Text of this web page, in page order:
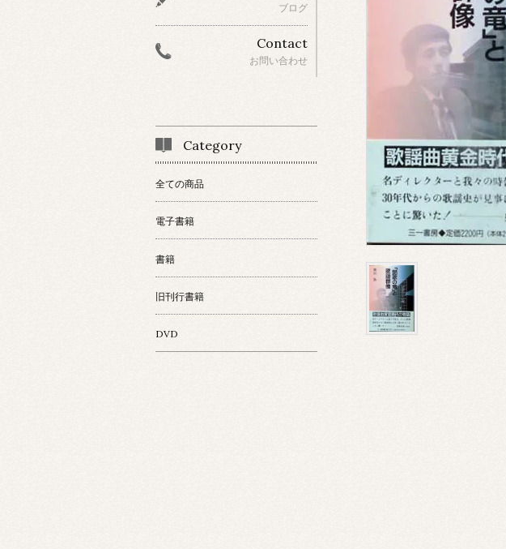
ブログ
Contact
お問い合わせ
Category
全ての商品
電子書籍
書籍
旧刊行書籍
DVD